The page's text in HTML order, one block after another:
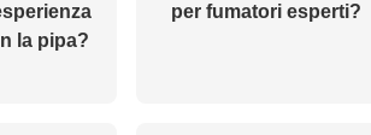
la pipa?
per fumatori esperti?